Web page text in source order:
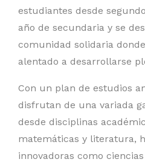
estudiantes desde
año de secundaria y se
comunidad solidaria
alentado a desarrollarse
Con un plan de estudios
disfrutan de una variada
desde disciplinas
matemáticas y literatura,
innovadoras como